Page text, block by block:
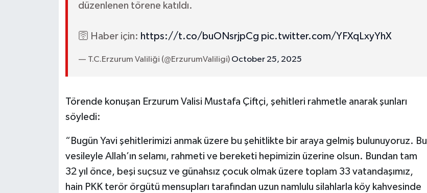
düzenlenen törene katıldı.
🛜 Haber için: https://t.co/buONsrjpCg pic.twitter.com/YFXqLxyYhX
— T.C.Erzurum Valiliği (@ErzurumValiligi) October 25, 2025
Törende konuşan Erzurum Valisi Mustafa Çiftçi, şehitleri rahmetle anarak şunları
söyledi:
“Bugün Yavi şehitlerimizi anmak üzere bu şehitlikte bir araya gelmiş bulunuyoruz. Bu
vesileyle Allah’ın selamı, rahmeti ve bereketi hepimizin üzerine olsun. Bundan tam
32 yıl önce, beşi suçsuz ve günahsız çocuk olmak üzere toplam 33 vatandaşımız,
hain PKK terör örgütü mensupları tarafından uzun namlulu silahlarla köy kahvesinde